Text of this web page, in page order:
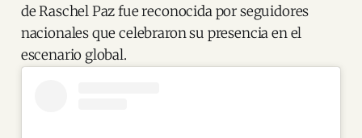
de Raschel Paz fue reconocida por seguidores
nacionales que celebraron su presencia en el
escenario global.